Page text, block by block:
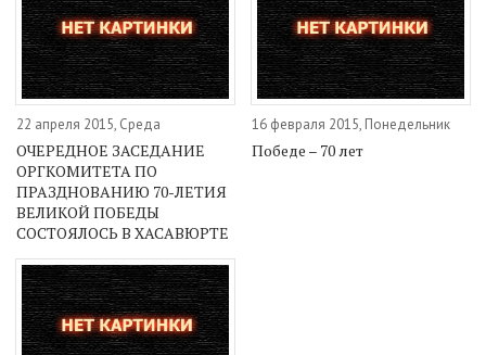
22 апреля 2015, Среда
ОЧЕРЕДНОЕ ЗАСЕДАНИЕ
ОРГКОМИТЕТА ПО
ПРАЗДНОВАНИЮ 70-ЛЕТИЯ
ВЕЛИКОЙ ПОБЕДЫ
СОСТОЯЛОСЬ В ХАСАВЮРТЕ
16 февраля 2015, Понедельник
Победе – 70 лет